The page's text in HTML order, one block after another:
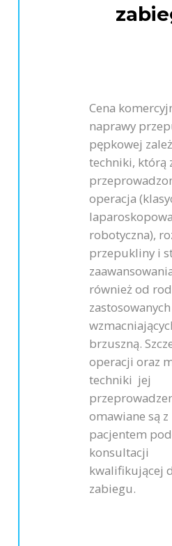
Cena
naprawy
pępkowej
techniki, którą
operacja
robotyczna),
przepukliny i
również od
brzuszną.
operacji oraz
techniki jej
omawiane są z
pacjentem
konsultacji
kwalifikującej
zabiegu.